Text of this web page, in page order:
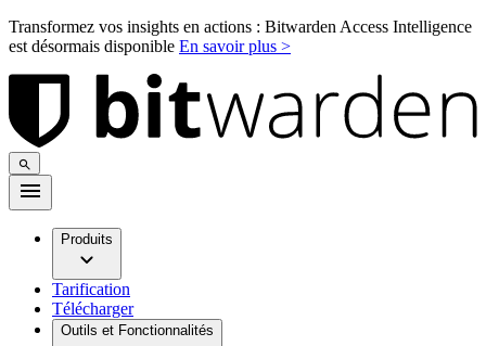
Transformez vos insights en actions : Bitwarden Access Intelligence
est désormais disponible En savoir plus >
Produits
Tarification
Télécharger
Outils et Fonctionnalités